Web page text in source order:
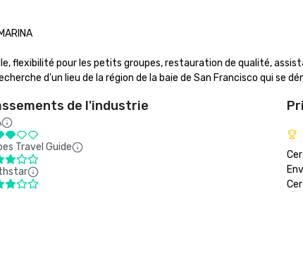
flexibilité pour les petits groupes, restauration de qualité,
d'un lieu de la région de la baie de San Francisco qui se
de l'industrie
Travel Guide